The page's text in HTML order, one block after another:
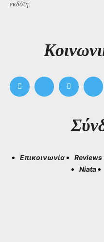
εκδότη.
Επικοινωνία Reviews
Niata